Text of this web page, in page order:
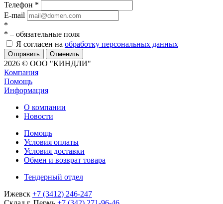
Телефон *
E-mail
*
* – обязательные поля
Я согласен на обработку персональных данных
Отменить
2026 © ООО "КИНДЛИ"
Компания
Помощь
Информация
О компании
Новости
Помощь
Условия оплаты
Условия доставки
Обмен и возврат товара
Тендерный отдел
Ижевск +7 (3412) 246-247